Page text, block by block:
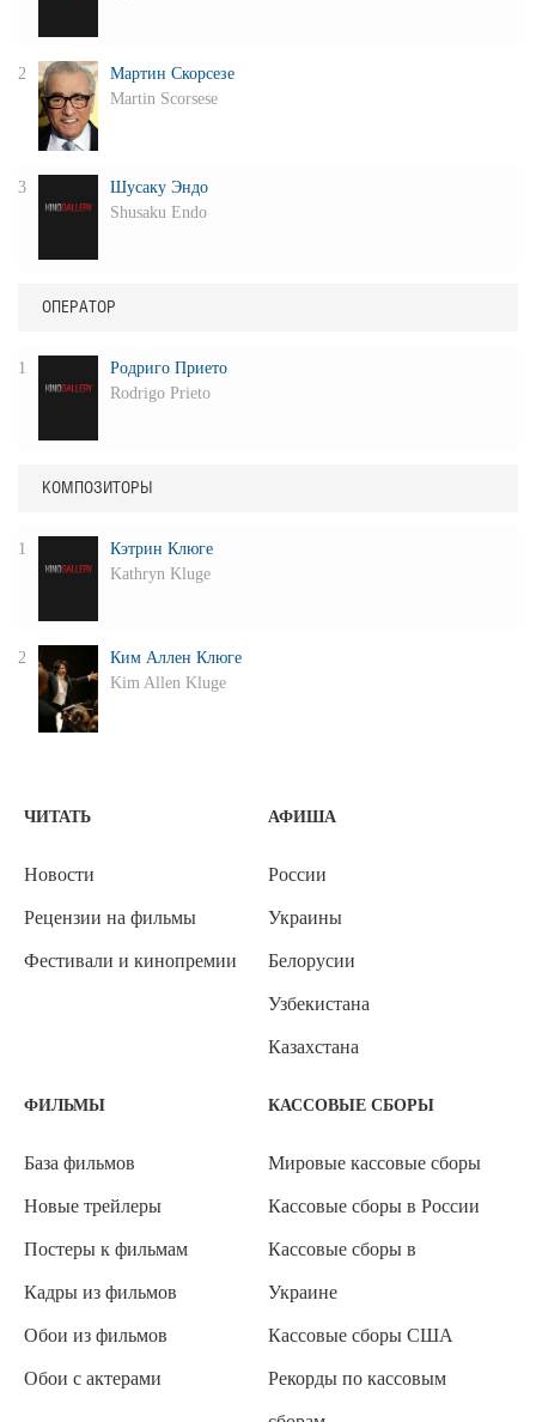
2
Мартин Скорсезе
Martin Scorsese
3
Шусаку Эндо
Shusaku Endo
ОПЕРАТОР
1
Родриго Прието
Rodrigo Prieto
КОМПОЗИТОРЫ
1
Кэтрин Клюге
Kathryn Kluge
2
Ким Аллен Клюге
Kim Allen Kluge
ЧИТАТЬ
Новости
Рецензии на фильмы
Фестивали и кинопремии
АФИША
России
Украины
Белорусии
Узбекистана
Казахстана
ФИЛЬМЫ
База фильмов
Новые трейлеры
Постеры к фильмам
Кадры из фильмов
Обои из фильмов
Обои с актерами
КАССОВЫЕ СБОРЫ
Мировые кассовые сборы
Кассовые сборы в России
Кассовые сборы в
Украине
Кассовые сборы США
Рекорды по кассовым